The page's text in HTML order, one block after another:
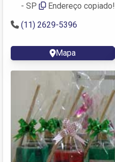
- SP
Endereço copiado!
(11) 2629-5396
Mapa